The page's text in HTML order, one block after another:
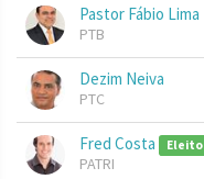
Pastor Fábio Lima
PTB
Dezim Neiva
PTC
Fred Costa Eleito
PATRI